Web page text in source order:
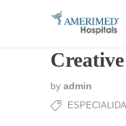
by admin